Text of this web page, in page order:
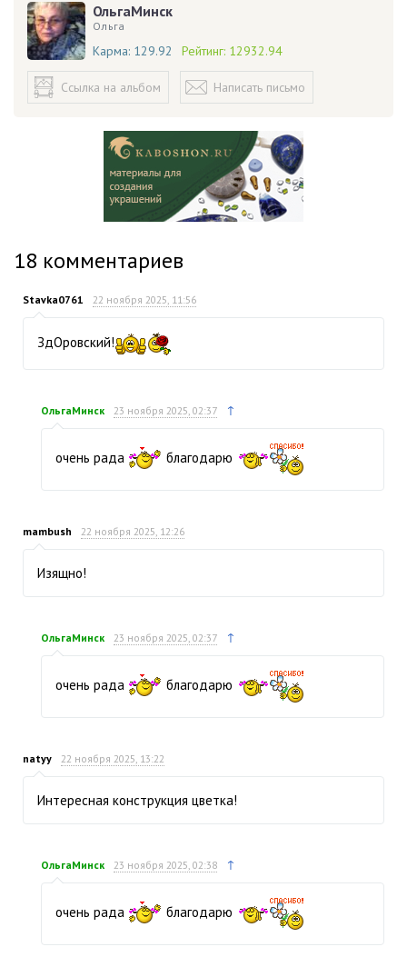
ОльгаМинск
Ольга
Карма: 129.92 Рейтинг: 12932.94
Ссылка на альбом Написать письмо
18 комментариев
Stavka0761 22 ноября 2025, 11:56
ЗдОровский!
ОльгаМинск 23 ноября 2025, 02:37 ↑
очень рада благодарю
mambush 22 ноября 2025, 12:26
Изящно!
ОльгаМинск 23 ноября 2025, 02:37 ↑
очень рада благодарю
natyy 22 ноября 2025, 13:22
Интересная конструкция цветка!
ОльгаМинск 23 ноября 2025, 02:38 ↑
очень рада благодарю